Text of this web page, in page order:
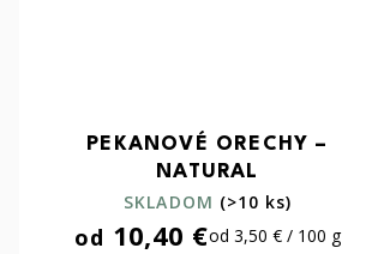
PEKANOVÉ ORECHY –
NATURAL
SKLADOM (>10 ks)
od 10,40 €od 3,50 € / 100 g